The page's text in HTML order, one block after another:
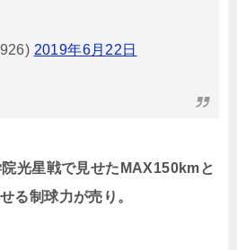
2019年6月22日
光星戦で見せたMAX150kmと
る制球力が売り。